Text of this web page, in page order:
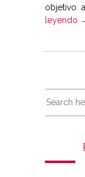
objetivo
leyendo